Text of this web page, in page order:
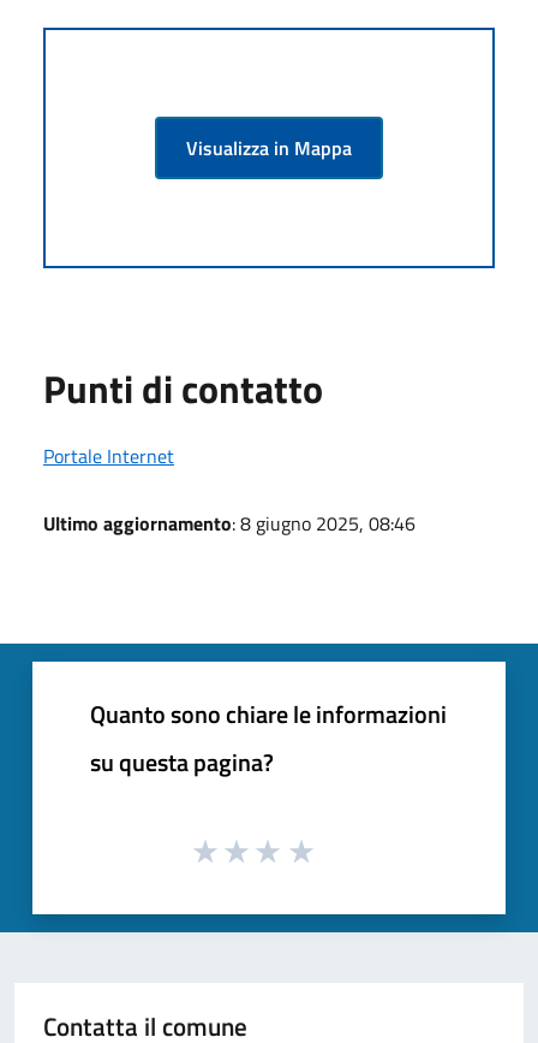
Visualizza in Mappa
Punti di contatto
Portale Internet
Ultimo aggiornamento: 8 giugno 2025, 08:46
Quanto sono chiare le informazioni
su questa pagina?
Contatta il comune